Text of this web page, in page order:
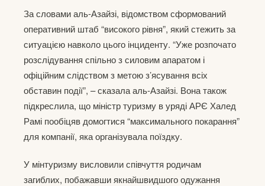
За словами аль-Азайзі, відомством сформований
оперативний штаб “високого рівня”, який стежить за
ситуацією навколо цього інциденту. “Уже розпочато
розслідування спільно з силовим апаратом і
офіційним слідством з метою з’ясування всіх
обставин події”, – сказала аль-Азайзі. Вона також
підкреслила, що міністр туризму в уряді АРЄ Халед
Рамі пообіцяв домогтися “максимального покарання”
для компанії, яка організувала поїздку.
У мінтуризму висловили співчуття родичам
загиблих, побажавши якнайшвидшого одужання